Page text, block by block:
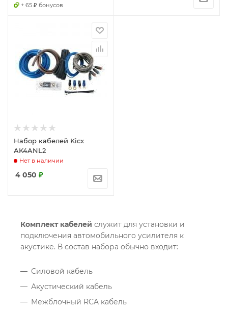
+ 65 ₽ бонусов
Набор кабелей Kicx
AK4ANL2
Нет в наличии
4 050 ₽
Комплект кабелей служит для установки и
подключения автомобильного усилителя к
акустике. В состав набора обычно входит:
Силовой кабель
Акустический кабель
Межблочный RCA кабель